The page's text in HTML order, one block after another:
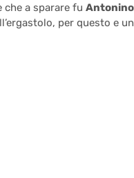
a sparare fu Antonino
per questo e